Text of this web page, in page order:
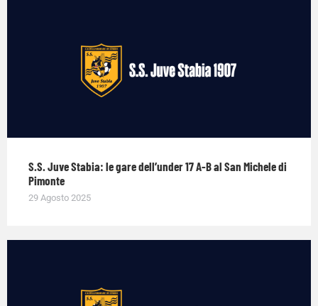
S.S. Juve Stabia: le gare dell’under 17 A-B al San Michele di
Pimonte
29 Agosto 2025